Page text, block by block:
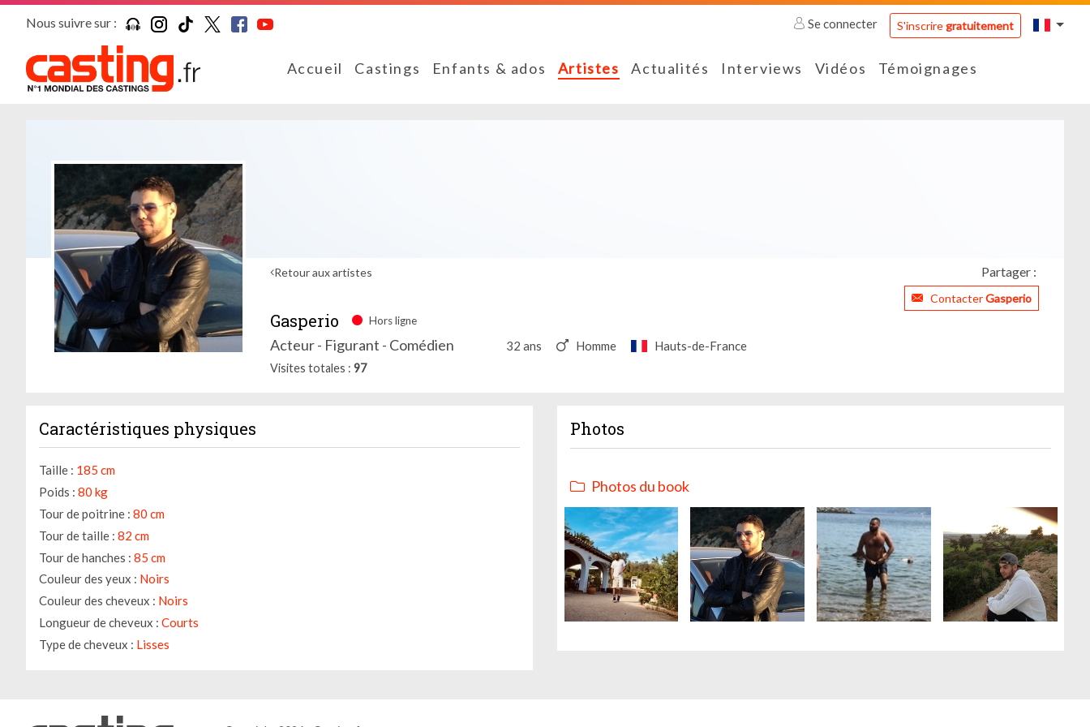
Nous suivre sur : Se connecter S'inscriregratuitement
Accueil Castings Enfants & ados Artistes Actualités Interviews Vidéos Témoignages
Retour aux artistes Partager :
ContacterGasperio
Gasperio Hors ligne
Acteur - Figurant - Comédien 32 ans Homme Hauts-de-France
Visites totales 97
Caractéristiques physiques
Taille : 185 cm
Poids : 80 kg
Tour de poitrine : 80 cm
Tour de taille : 82 cm
Tour de hanches : 85 cm
Couleur des yeux : Noirs
Couleur des cheveux : Noirs
Longueur de cheveux : Courts
Type de cheveux : Lisses
Photos
Photos du book